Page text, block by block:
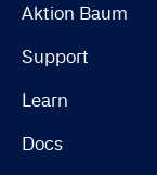
Aktion Baum
Support
Learn
Docs